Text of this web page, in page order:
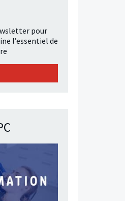
pour
l’essentiel de